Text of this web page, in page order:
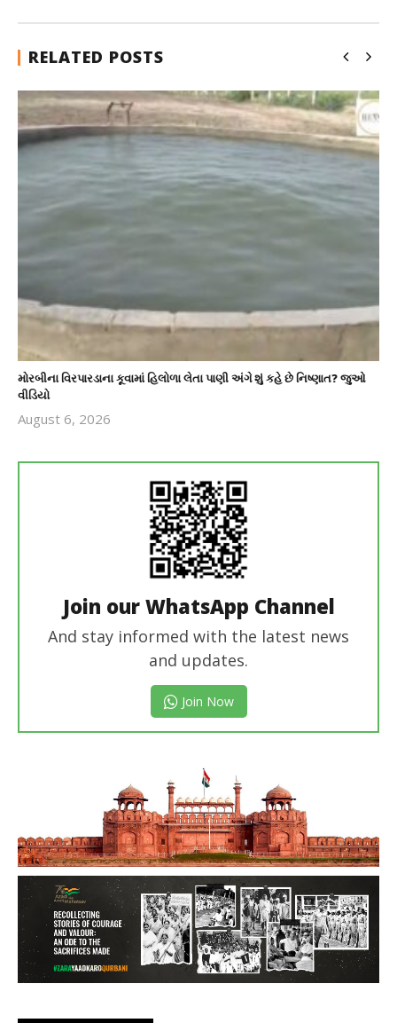
RELATED POSTS
મોરબીના વિરપારડાના કૂવામાં હિલોળા લેતા પાણી અંગે શું કહે છે નિષ્ણાત? જુઓ
વીડિયો
August 6, 2026
Join our WhatsApp Channel
And stay informed with the latest news
and updates.
Join Now